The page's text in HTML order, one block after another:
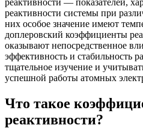
реактивности системы при
них особое значение имеют
доплеровский коэффициенты
оказывают непосредственное
эффективность и стабильность
тщательное изучение и
успешной работы атомных
Что такое
реактивности?